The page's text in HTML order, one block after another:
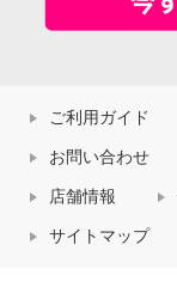
ご利用ガイド
お問い合わせ
店舗情報
サイトマップ